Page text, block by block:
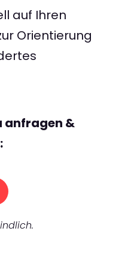
auf Ihren
Orientierung
anfragen &